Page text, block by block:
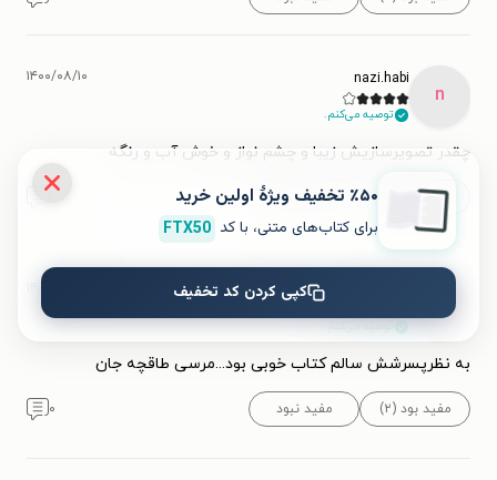
n
nazi.habi
توصیه می‌کنم.
۱۴۰۰/۰۸/۱۰
چقدر تصویرسازیش زیبا و چشم نواز و خوش آب و رنگه
مفید بود (۳) مفید نبود (۱)
توصیه می‌کنم.
به نظرپسرشش سالم کتاب خوبی بود...مرسی طاقچه جان
مفید بود (۲) مفید نبود ۰
٪۵۰ تخفیف ویژۀ اولین خرید
برای کتاب‌های متنی، با کد FTX50
کپی کردن کد تخفیف